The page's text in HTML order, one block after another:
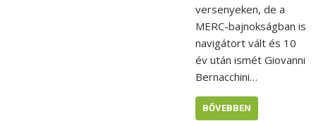
versenyeken, de a
MERC-bajnokságban is
navigátort vált és 10
év után ismét Giovanni
Bernacchini…
BŐVEBBEN